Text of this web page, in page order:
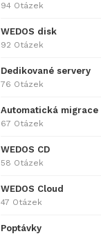
94 Otázek
WEDOS disk
92 Otázek
Dedikované servery
76 Otázek
Automatická migrace
67 Otázek
WEDOS CD
58 Otázek
WEDOS Cloud
47 Otázek
Poptávky